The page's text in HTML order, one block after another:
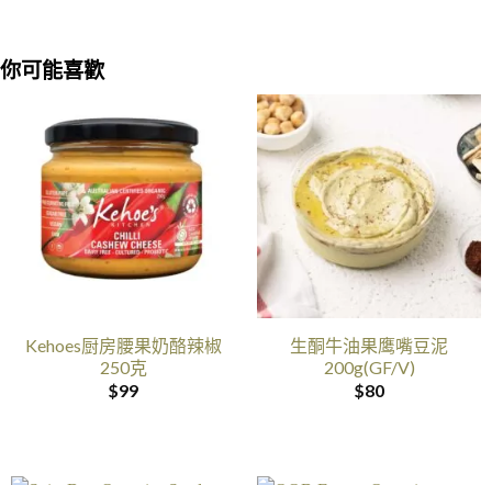
你可能喜歡
Kehoes厨房腰果奶酪辣椒
250克
$99
生酮牛油果鹰嘴豆泥
200g(GF/V)
$80